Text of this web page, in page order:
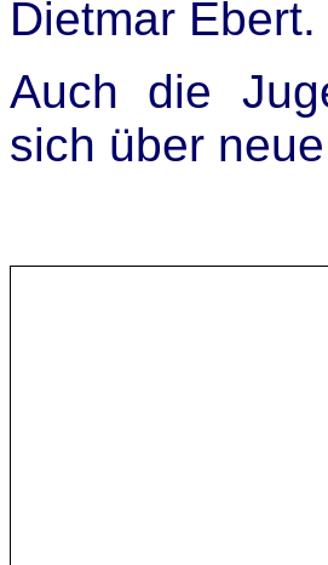
Dietmar Ebert.
Auch die
sich über